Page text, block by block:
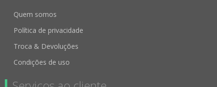
Quem somos
Política de privacidade
Troca & Devoluções
Condições de uso